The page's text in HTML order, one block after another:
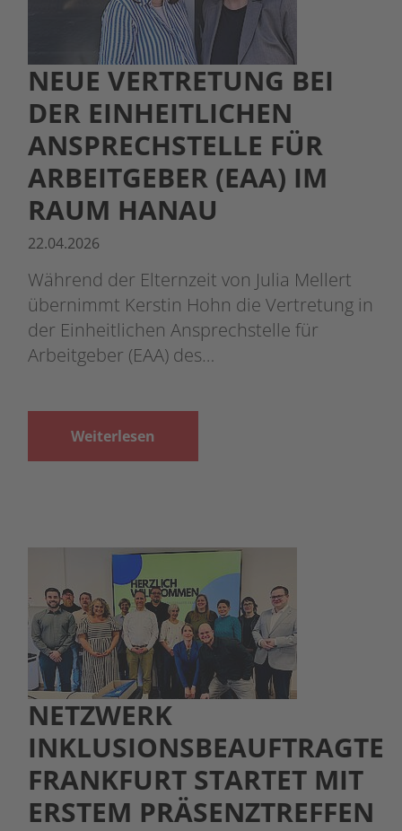
NEUE VERTRETUNG BEI
DER EINHEITLICHEN
ANSPRECHSTELLE FÜR
ARBEITGEBER (EAA) IM
RAUM HANAU
22.04.2026
Während der Elternzeit von Julia Mellert
übernimmt Kerstin Hohn die Vertretung in
der Einheitlichen Ansprechstelle für
Arbeitgeber (EAA) des…
Weiterlesen
NETZWERK
INKLUSIONSBEAUFTRAGTE
FRANKFURT STARTET MIT
ERSTEM PRÄSENZTREFFEN